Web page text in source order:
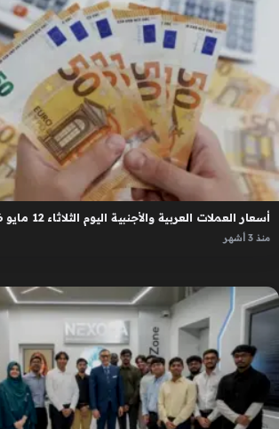
أسعار العملات العربية والأجنبية اليوم الثلاثاء 12 مايو 2026
منذ 3 أشهر